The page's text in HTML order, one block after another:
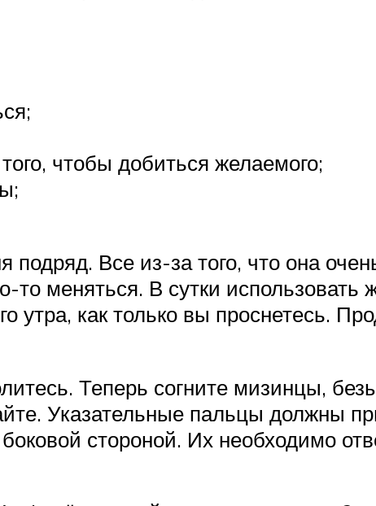
чтобы добиться желаемого;
подряд. Все из-за того, что она
меняться. В сутки использовать
утра, как только вы проснетесь.
Теперь согните мизинцы,
Указательные пальцы должны
стороной. Их необходимо